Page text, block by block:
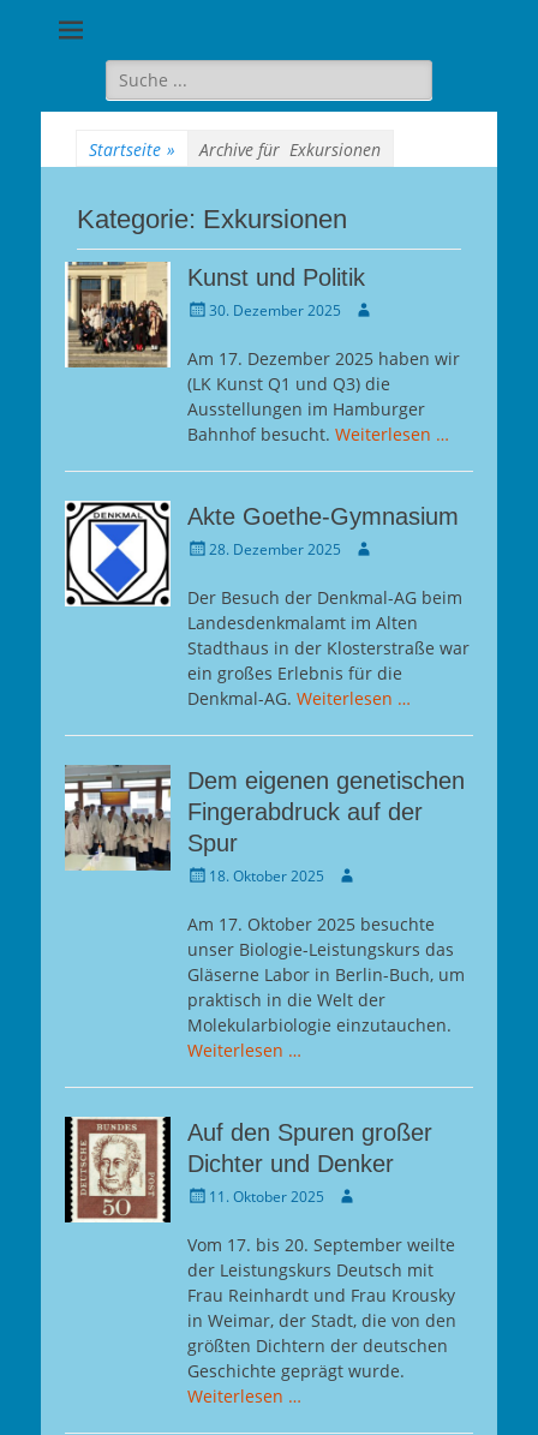
Berlin-
Wilmersdorf
Suche
für:
Startseite » Archive für Exkursionen
Kategorie: Exkursionen
Kunst und Politik
Gepostet
30. Dezember 2025 Autor
Am 17. Dezember 2025 haben wir
(LK Kunst Q1 und Q3) die
Ausstellungen im Hamburger
Bahnhof besucht. Weiterlesen …
Akte Goethe-Gymnasium
Gepostet
28. Dezember 2025 Autor
Der Besuch der Denkmal-AG beim
Landesdenkmalamt im Alten
Stadthaus in der Klosterstraße war
ein großes Erlebnis für die
Denkmal-AG. Weiterlesen …
Dem eigenen genetischen
Fingerabdruck auf der
Spur
Gepostet
18. Oktober 2025 Autor
Am 17. Oktober 2025 besuchte
unser Biologie-Leistungskurs das
Gläserne Labor in Berlin-Buch, um
praktisch in die Welt der
Molekularbiologie einzutauchen.
Weiterlesen …
Auf den Spuren großer
Dichter und Denker
Gepostet
11. Oktober 2025 Autor
Vom 17. bis 20. September weilte
der Leistungskurs Deutsch mit
Frau Reinhardt und Frau Krousky
in Weimar, der Stadt, die von den
größten Dichtern der deutschen
Geschichte geprägt wurde.
Weiterlesen …